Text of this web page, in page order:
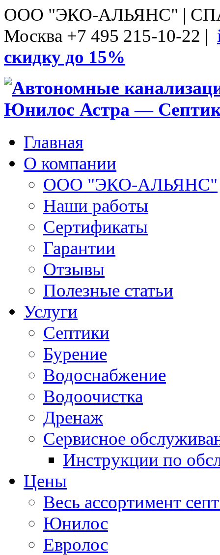
ООО "ЭКО-АЛЬЯНС" |
Москва +7 495 215-10-22 |
скидку до 15%
Главная
О компании
ООО "ЭКО-АЛЬЯНС"
Наши работы
Сертификаты
Гарантии
Отзывы
Полезные статьи
Услуги
Септики
Бурение
Водоснабжение
Водоочистка
Дренаж
Сервисное
Инструкции по
Цены
Весь ассортимент
Юнилос
Евролос